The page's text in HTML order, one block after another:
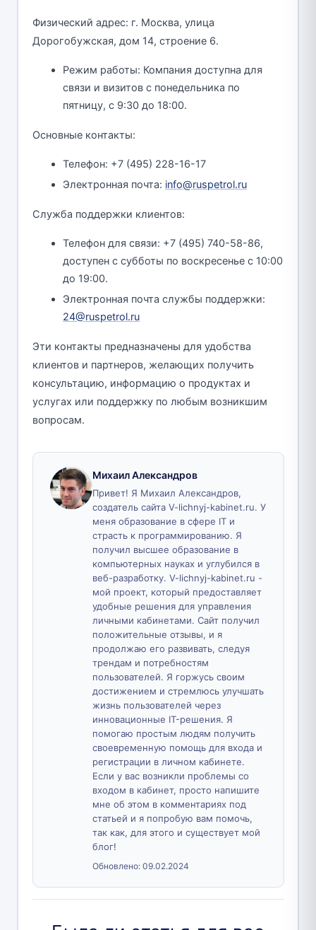
Физический адрес: г. Москва, улица
Дорогобужская, дом 14, строение 6.
Режим работы: Компания доступна для
связи и визитов с понедельника по
пятницу, с 9:30 до 18:00.
Основные контакты:
Телефон: +7 (495) 228-16-17
Электронная почта: info@ruspetrol.ru
Служба поддержки клиентов:
Телефон для связи: +7 (495) 740-58-86,
доступен с субботы по воскресенье с 10:00
до 19:00.
Электронная почта службы поддержки:
24@ruspetrol.ru
Эти контакты предназначены для удобства
клиентов и партнеров, желающих получить
консультацию, информацию о продуктах и
услугах или поддержку по любым возникшим
вопросам.
Михаил Александров
Привет! Я Михаил Александров,
создатель сайта V-lichnyj-kabinet.ru. У
меня образование в сфере IT и
страсть к программированию. Я
получил высшее образование в
компьютерных науках и углубился в
веб-разработку. V-lichnyj-kabinet.ru -
мой проект, который предоставляет
удобные решения для управления
личными кабинетами. Сайт получил
положительные отзывы, и я
продолжаю его развивать, следуя
трендам и потребностям
пользователей. Я горжусь своим
достижением и стремлюсь улучшать
жизнь пользователей через
инновационные IT-решения. Я
помогаю простым людям получить
своевременную помощь для входа и
регистрации в личном кабинете.
Если у вас возникли проблемы со
входом в кабинет, просто напишите
мне об этом в комментариях под
статьей и я попробую вам помочь,
так как, для этого и существует мой
блог!
Обновлено: 09.02.2024